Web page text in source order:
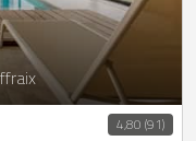
4,80 (91)